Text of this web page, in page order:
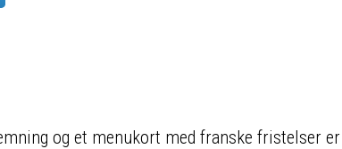
og et menukort med franske fristelser